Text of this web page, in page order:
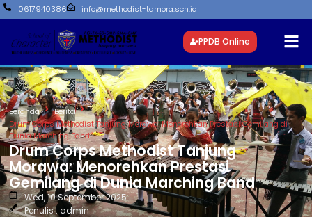
0617940386 info@methodist-tamora.sch.id
PPDB Online
Beranda
Berita
Drum Corps Methodist Tanjung Morawa: Menorehkan Prestasi Gemilang di
Dunia Marching Band
Drum Corps Methodist Tanjung
Morawa: Menorehkan Prestasi
Gemilang di Dunia Marching Band
Wed, 10 September 2025
Penulis : admin